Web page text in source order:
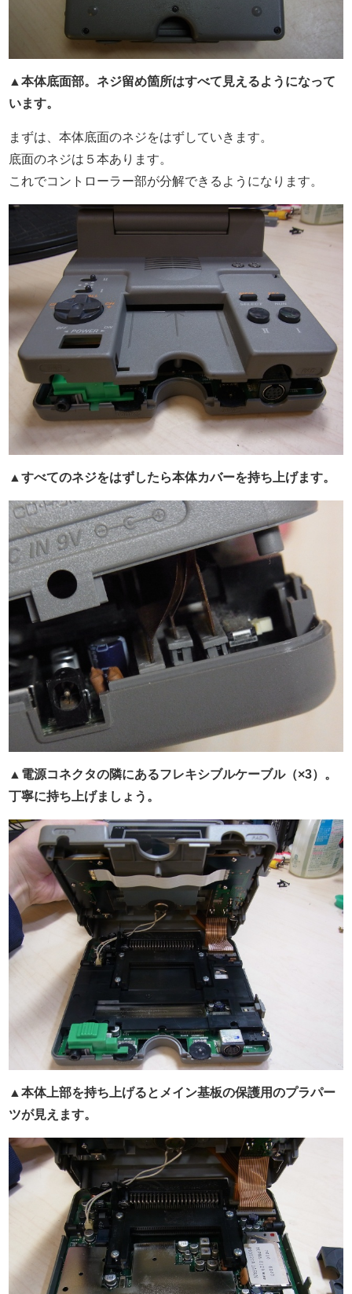
▲本体底面部。ネジ留め箇所はすべて見えるようになって
います。
まずは、本体底面のネジをはずしていきます。
底面のネジは５本あります。
これでコントローラー部が分解できるようになります。
▲すべてのネジをはずしたら本体カバーを持ち上げます。
▲電源コネクタの隣にあるフレキシブルケーブル（×3）。
丁寧に持ち上げましょう。
▲本体上部を持ち上げるとメイン基板の保護用のプラパー
ツが見えます。